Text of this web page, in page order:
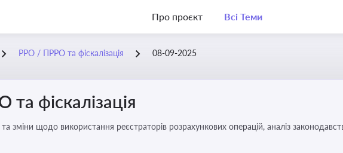
Про проєкт Всі Теми
РРО / ПРРО та фіскалізація 08-09-2025
фіскалізація